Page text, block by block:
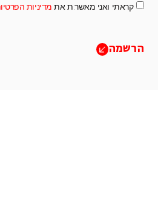
קראתי ואני מאשר.ת את מדיניות
הרשמה